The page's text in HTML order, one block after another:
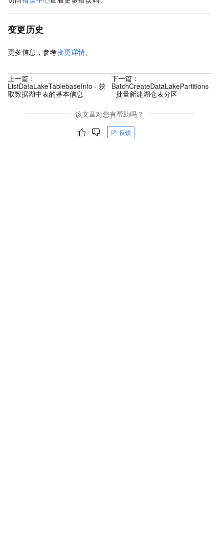
变更历史
更多信息，参考变更详情。
上一篇：
ListDataLakeTablebaseInfo - 获
取数据湖中表的基本信息
下一篇：
BatchCreateDataLakePartitions
- 批量新建湖仓表分区
该文章对您有帮助吗？
反馈